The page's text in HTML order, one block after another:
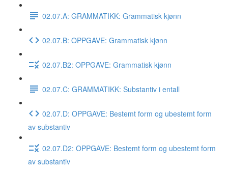
02.07.A: GRAMMATIKK: Grammatisk kjønn
02.07.B: OPPGAVE: Grammatisk kjønn
02.07.B2: OPPGAVE: Grammatisk kjønn
02.07.C: GRAMMATIKK: Substantiv i entall
02.07.D: OPPGAVE: Bestemt form og ubestemt form
av substantiv
02.07.D2: OPPGAVE: Bestemt form og ubestemt form
av substantiv